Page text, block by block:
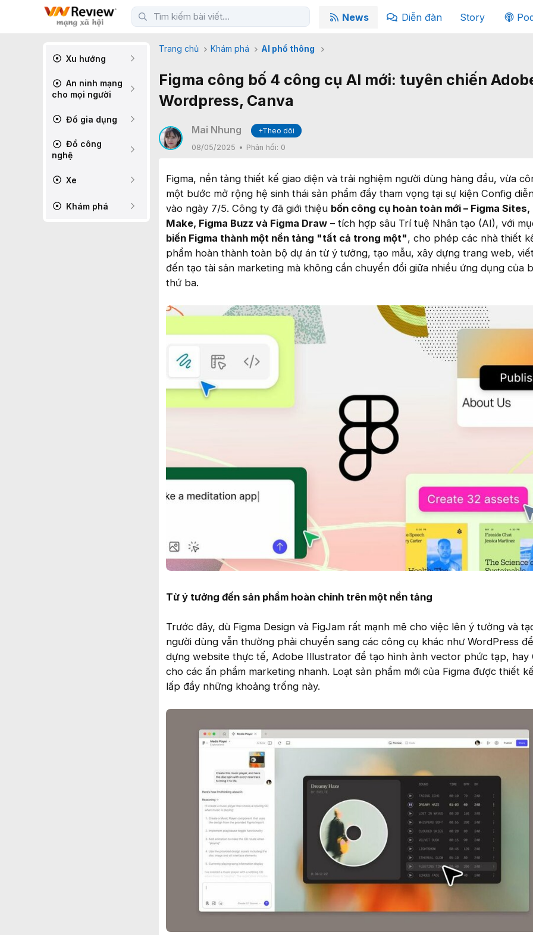
News Diễn đàn Story
Xu hướng
An ninh mạng
cho mọi người
Đồ gia dụng
Đồ công
nghệ
Xe
Khám phá
Trang chủ Khám phá AI phổ thông
Figma công bố 4 công cụ AI mới: tuyên chiến
Wordpress, Canva
Mai Nhung
+Theo dõi
08/05/2025
Phản hồi: 0
Figma, nền tảng thiết kế giao diện và trải nghiệm người dùng hàng đầu, vừa
một bước mở rộng hệ sinh thái sản phẩm đầy tham vọng tại sự kiện Config
vào ngày 7/5. Công ty đã giới thiệu bốn công cụ hoàn toàn mới – Figma Sites,
Make, Figma Buzz và Figma Draw – tích hợp sâu Trí tuệ Nhân tạo (AI), với
biến Figma thành một nền tảng "tất cả trong một", cho phép các nhà thiết
phẩm hoàn thành toàn bộ dự án từ ý tưởng, tạo mẫu, xây dựng trang web,
đến tạo tài sản marketing mà không cần chuyển đổi giữa nhiều ứng dụng của
thứ ba.
Từ ý tưởng đến sản phẩm hoàn chỉnh trên một nền tảng
Trước đây, dù Figma Design và FigJam rất mạnh mẽ cho việc lên ý tưởng và
người dùng vẫn thường phải chuyển sang các công cụ khác như WordPress
dựng website thực tế, Adobe Illustrator để tạo hình ảnh vector phức tạp, hay
cho các ấn phẩm marketing nhanh. Loạt sản phẩm mới của Figma được thiết
lấp đầy những khoảng trống này.